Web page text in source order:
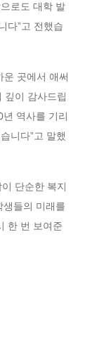
로도 대학 발
다”고 전했습
운 곳에서 애써
깊이 감사드립
년 역사를 기리
니다”고 말했
단순한 복지
들의 미래를
한 번 보여준